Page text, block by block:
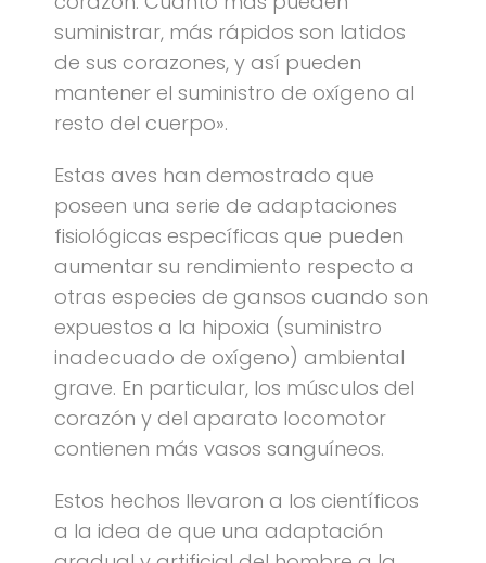
suministrar, más rápidos son latidos
de sus corazones, y así pueden
mantener el suministro de oxígeno al
resto del cuerpo».
Estas aves han demostrado que
poseen una serie de adaptaciones
fisiológicas específicas que pueden
aumentar su rendimiento respecto a
otras especies de gansos cuando son
expuestos a la hipoxia (suministro
inadecuado de oxígeno) ambiental
grave. En particular, los músculos del
corazón y del aparato locomotor
contienen más vasos sanguíneos.
Estos hechos llevaron a los científicos
a la idea de que una adaptación